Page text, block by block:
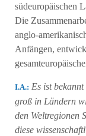
südeuropäischen
Die
anglo-
Anfängen,
Ι.Α.: Εs ist
groß in Ländern
den Weltregionen
diese